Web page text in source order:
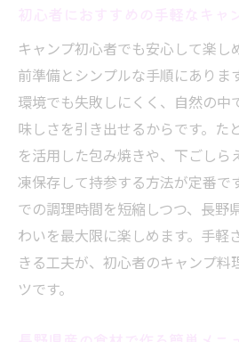
キャンプ初心者でも安心して楽し
前準備とシンプルな手順にありま
環境でも失敗しにくく、自然の中
味しさを引き出せるからです。た
を活用した包み焼きや、下ごしら
凍保存して持参する方法が定番で
での調理時間を短縮しつつ、長野
わいを最大限に楽しめます。手軽
きる工夫が、初心者のキャンプ料
ツです。